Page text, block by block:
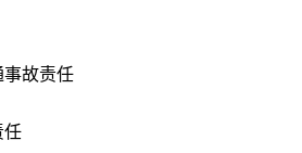
故责任